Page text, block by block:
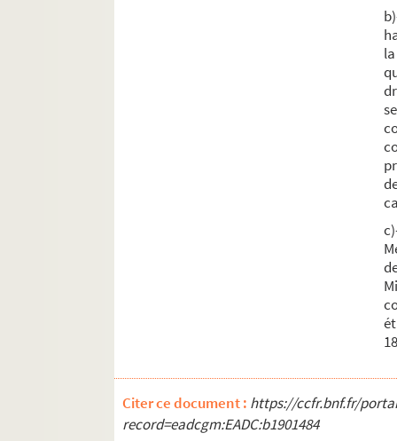
Citer ce document : https://ccfr.bnf.fr/
record=eadcgm:EADC:b1901484